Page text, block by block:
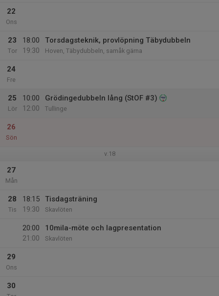
22
Ons
23
Tor
18:00
19:30
Torsdagsteknik, provlöpning Täbydubbeln
Hoven, Täbydubbeln, samåk gärna
24
Fre
25
Lör
10:00
12:00
Grödingedubbeln lång (StOF #3)
Tullinge
26
Sön
v.18
27
Mån
28
Tis
18:15
19:30
Tisdagsträning
Skavlöten
20:00
21:00
10mila-möte och lagpresentation
Skavlöten
29
Ons
30